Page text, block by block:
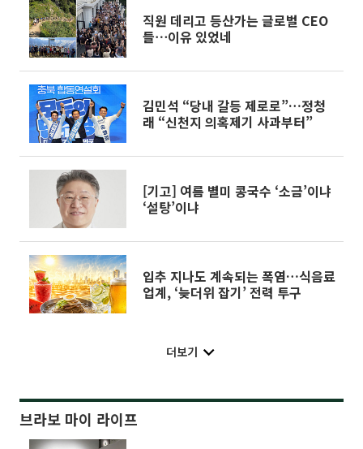
직원 데리고 등산가는 글로벌 CEO
들⋯이유 있었네
김민석 “당내 갈등 제로로”…정청
래 “신천지 의혹제기 사과부터”
[기고] 여름 별미 콩국수 ‘소금’이냐
‘설탕’이냐
입추 지나도 계속되는 폭염…식음료
업계, ‘늦더위 잡기’ 전력 투구
더보기
브라보 마이 라이프